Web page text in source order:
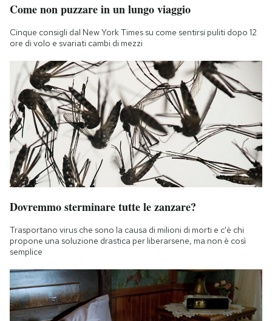
Hai bisogno di aiuto?
Esci
Come non puzzare in un lungo viaggio
Cinque consigli dal New York Times su come sentirsi puliti dopo 12
ore di volo e svariati cambi di mezzi
Dovremmo sterminare tutte le zanzare?
Trasportano virus che sono la causa di milioni di morti e c'è chi
propone una soluzione drastica per liberarsene, ma non è così
semplice